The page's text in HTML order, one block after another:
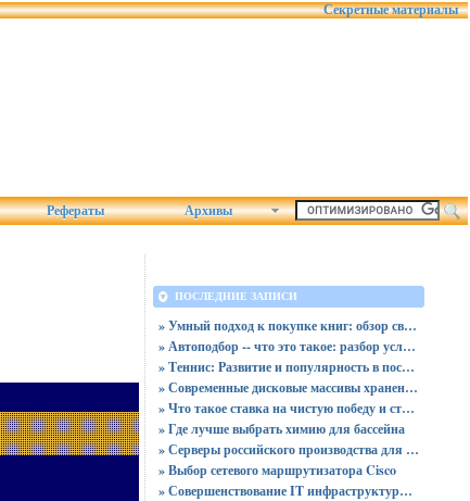
Секретные материалы
Рефераты Архивы
ПОСЛЕДНИЕ ЗАПИСИ
» Умный подход к покупке книг: обзор связки магазина «Читай-город» и сервиса промокодов от Пикабу
» Автоподбор -- что это такое: разбор услуг, плюсов и скрытых рисков для покупателя
» Теннис: Развитие и популярность в последние десятилетия
» Современные дисковые массивы хранения данных
» Что такое ставка на чистую победу и ставка с форой
» Где лучше выбрать химию для бассейна
» Серверы российского производства для госучреждений - новая реальность
» Выбор сетевого маршрутизатора Cisco
» Совершенствование IT инфраструктуры компании: максимальная эффективность и производительность